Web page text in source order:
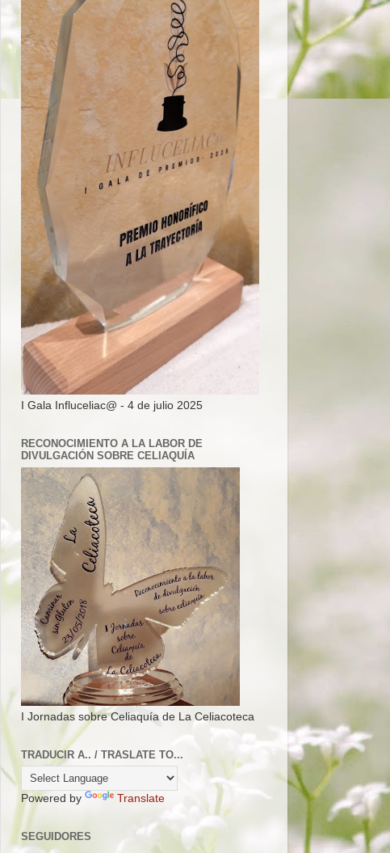
I Gala Influceliac@ - 4 de julio 2025
RECONOCIMIENTO A LA LABOR DE
DIVULGACIÓN SOBRE CELIAQUÍA
I Jornadas sobre Celiaquía de La Celiacoteca
TRADUCIR A.. / TRASLATE TO...
Powered by Translate
SEGUIDORES